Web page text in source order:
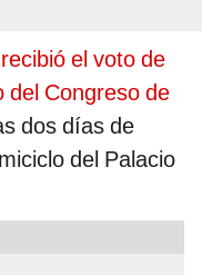
el voto de
del Congreso de
dos días de
del Palacio